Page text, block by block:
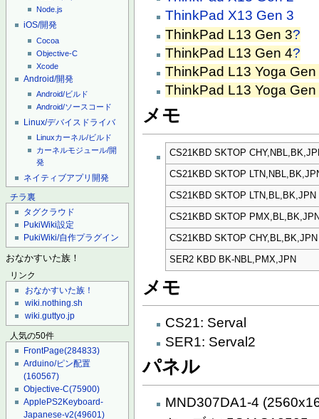
Node.js
iOS/開発
Cocoa
Objective-C
Xcode
Android/開発
Android/ビルド
Android/ソースコード
Linux/デバイスドライバ
Linuxカーネル/ビルド
カーネルモジュール/開
発
ネイティブアプリ開発
チラ裏
タグクラウド
PukiWiki設定
PukiWiki/自作プラグイン
おなかすいた族！
リンク
おなかすいた族！
wiki.nothing.sh
wiki.guttyo.jp
人気の50件
FrontPage(284833)
Arduino/ピン配置
(160567)
Objective-C(75900)
ApplePS2Keyboard-
Japanese-v2(49601)
ThinkPad X13 Gen 3
ThinkPad L13 Gen 3?
ThinkPad L13 Gen 4?
ThinkPad L13 Yoga Gen
ThinkPad L13 Yoga Gen
メモ
CS21KBD SKTOP
CS21KBD SKTOP
CS21KBD SKTOP LTN,BL,BK,JPN
CS21KBD SKTOP
CS21KBD SKTOP CHY,BL,BK,JPN
SER2 KBD BK-NBL,PMX,JPN
メモ
CS21: Serval
SER1: Serval2
パネル
MND307DA1-4